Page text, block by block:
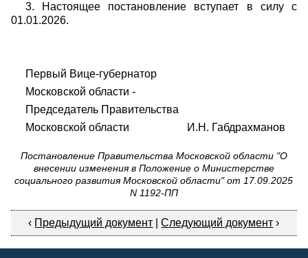
3. Настоящее постановление вступает в силу с
01.01.2026.
Первый Вице-губернатор
Московской области -
Председатель Правительства
Московской области И.Н. Габдрахманов
Постановление Правительства Московской области "О
внесении изменения в Положение о Министерстве
социального развития Московской области" от 17.09.2025
N 1192-ПП
‹ Предыдущий документ |Следующий документ ›